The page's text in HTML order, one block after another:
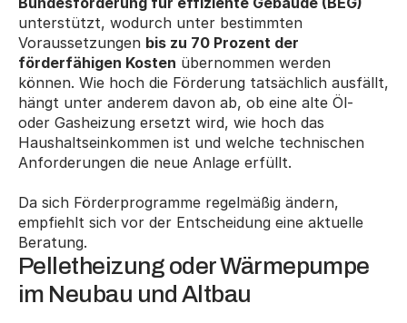
unterstützt, wodurch unter bestimmten
Voraussetzungen bis zu 70 Prozent der
förderfähigen Kosten übernommen werden
können. Wie hoch die Förderung tatsächlich ausfällt,
hängt unter anderem davon ab, ob eine alte Öl-
oder Gasheizung ersetzt wird, wie hoch das
Haushaltseinkommen ist und welche technischen
Anforderungen die neue Anlage erfüllt.
Da sich Förderprogramme regelmäßig ändern,
empfiehlt sich vor der Entscheidung eine aktuelle
Beratung.
Pelletheizung oder Wärmepumpe
im Neubau und Altbau